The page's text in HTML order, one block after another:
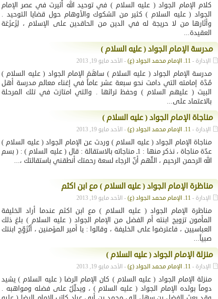
كلام الإمام الجواد ( عليه السلام ) في توحيد الله أُثيرت في عصر الإمام
الجواد ( عليه السلام ) كثير من الشكوك والأوهام حول قضايا التوحيد .
وأثَارها من لا حريجة له في الدين من الحاقدين على الإسلام ، لِزَعزَعَة
العقيدة...
مدرسة الإمام الجواد ( عليه السلام )
الإدارة -11. الإمام محمد الجواد (ع) - الأحد مايو 19, 2013
مدرسة الإمام الجواد ( عليه السلام ) ساهَمَ الإمام الجواد ( عليه السلام )
مُدَّة إمامته التي دامت نحو سبعة عشر عاماً في إغناء معالم مدرسة أهل
البيت ( عليهم السلام ) وحفظ تراثها . والتي امتازت في تلك المرحلة
بالاعتماد على...
مناجاة الإمام الجواد ( عليه السلام )
الإدارة -11. الإمام محمد الجواد (ع) - الأحد مايو 19, 2013
مناجاة الإمام الجواد ( عليه السلام ) وردت عن الإمام الجواد ( عليه السلام )
عدّة مناجاة ، نذكر منها : 1ـ مناجاته بالاستقالة : قال ( عليه السلام ) : ( بسم
الله الرحمن الرحيم ، اللّهم أنّ الرجاء لسعة رحمتك أنطقني باستقالتك ،...
مناظرة الإمام الجواد ( عليه السلام ) مع ابن اكثم
الإدارة -11. الإمام محمد الجواد (ع) - الأحد مايو 19, 2013
مناظرة الإمام الجواد ( عليه السلام ) مع ابن اكثم عندما أراد الخليفة
المأمون تزويج ابنته أم الفضل من الإمام الجواد ( عليه السلام ) بلغ ذلك
العباسيين ، فاعترضوا على الخليفة ، وقالوا : يا أمير المؤمنين ، أتُزَوِّج ابنتك
صبياً...
منزلة الإمام الجواد ( عليه السلام )
الإدارة -11. الإمام محمد الجواد (ع) - الأحد مايو 19, 2013
منزلة الإمام الجواد ( عليه السلام ) كان الإمام الرضا ( عليه السلام ) يشيد
دوماً بولده الإمام الجواد ( عليه السلام ) ، ويدلِّلُ على فضله ومواهبه .